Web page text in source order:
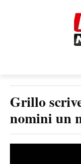
Grillo
nomini un